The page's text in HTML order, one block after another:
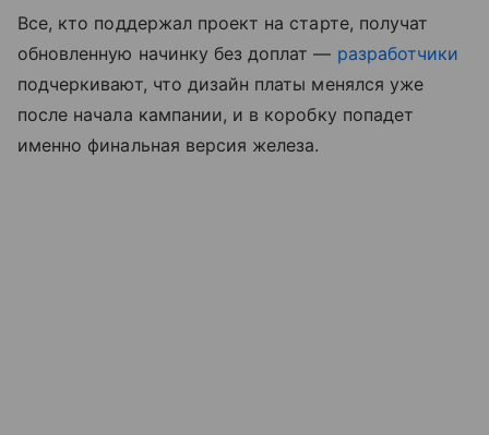
Все, кто поддержал проект на старте, получат
обновленную начинку без доплат — разработчики
подчеркивают, что дизайн платы менялся уже
после начала кампании, и в коробку попадет
именно финальная версия железа.